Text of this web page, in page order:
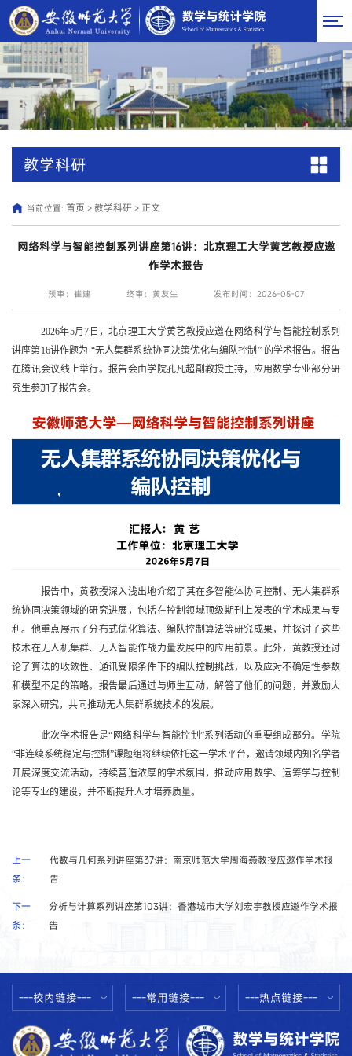
教学科研
当前位置: 首页 > 教学科研> 正文
网络科学与智能控制系列讲座第16讲：北京理工大学黄艺教授应邀
作学术报告
预审：崔建 终审：黄友生 发布时间：2026-05-07
2026年5月7 日，北京理工大学黄艺教授应邀在网络科学与智能控制系列
讲座第16讲作题为 “无人集群系统协同决策优化与编队控制 ” 的学术报告。报告
在腾讯会议线上举行。报告会由学院孔凡超副教授主持，应用数学专业部分研
究生参加了报告会。
报告中，黄教授深入浅出地介绍了其在多智能体协同控制、无人集群系
统协同决策领域的研究进展，包括在控制领域顶级期刊上发表的学术成果与专
利。他重点展示了分布式优化算法、编队控制算法等研究成果，并探讨了这些
技术在无人机集群、无人智能作战力量发展中的应用前景。此外，黄教授还讨
论了算法的收敛性、通讯受限条件下的编队控制挑战，以及应对不确定性参数
和模型不足的策略。报告最后通过与师生互动，解答了他们的问题，并激励大
家深入研究，共同推动无人集群系统技术的发展。
此次学术报告是“ 网络科学与智能控制”系列活动的重要组成部分。学院
“非连续系统稳定与控制 ”课题组将继续依托这一学术平台，邀请领域内知名学者
开展深度交流活动，持续营造浓厚的学术氛围，推动应用数学、运筹学与控制
论等专业的建设，并不断提升人才培养质量。
上一
条：
代数与几何系列讲座第37讲：南京师范大学周海燕教授应邀作学术报
告
下一
条：
分析与计算系列讲座第103讲：香港城市大学刘宏宇教授应邀作学术报
告
---校内链接--- ---常用链接--- ---热点链接---